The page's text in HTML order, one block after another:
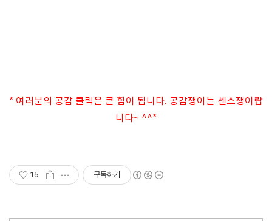
* 여러분의 공감 클릭은 큰 힘이 됩니다. 공감쟁이는 센스쟁이랍
니다~ ^^*
15 구독하기